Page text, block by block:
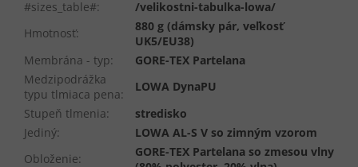
#sizes_table#:
/velikostni-tabulka-lowa/
Hmotnosť:
880 g (dámsky pár, veľkosť
UK5/EU38)
Membrána - typ:
GORE-TEX Partelana
Medzipodrážka
typu tlmiaca pena:
LOWA DynaPU
Stupeň tlmenia:
stredisko
Jediný:
LOWA AL-S V so zimným vzorom
Obloženie:
GORE-TEX Partelana so zmesou vlny